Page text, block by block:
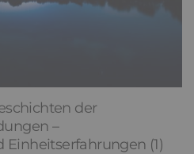
der
–
(1)